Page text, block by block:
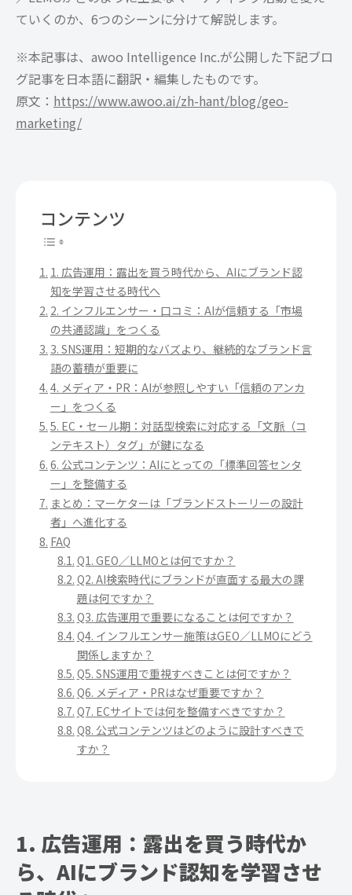
ていくのか、6つのシーンに分けて解説します。
※本記事は、awoo Intelligence Inc.が公開した下記ブロ
グ記事を日本語に翻訳・編集したものです。
原文： https://www.awoo.ai/zh-hant/blog/geo-
marketing/
コンテンツ
1. 広告運用：露出を買う時代から、AIにブランド認
知を学習させる時代へ
2. インフルエンサー・口コミ：AIが信頼する「市場
の共通認識」をつくる
3. SNS運用：短期的なバズより、継続的なブランド言
語の蓄積が重要に
4. メディア・PR：AIが参照しやすい「信頼のアンカ
ー」をつくる
5. EC・セール期：対話型検索に対応する「文脈（コ
ンテキスト）タグ」が鍵になる
6. 公式コンテンツ：AIにとっての「標準回答センタ
ー」を整備する
まとめ：マーケターは「ブランドストーリーの設計
者」へ進化する
FAQ
Q1. GEO／LLMOとは何ですか？
Q2. AI検索時代にブランドが直面する最大の課
題は何ですか？
Q3. 広告運用で重要になることは何ですか？
Q4. インフルエンサー施策はGEO／LLMOにどう
関係しますか？
Q5. SNS運用で重視すべきことは何ですか？
Q6. メディア・PRはなぜ重要ですか？
Q7. ECサイトでは何を整備すべきですか？
Q8. 公式コンテンツはどのように設計すべきで
すか？
1. 広告運用：露出を買う時代か
ら、AIにブランド認知を学習させ